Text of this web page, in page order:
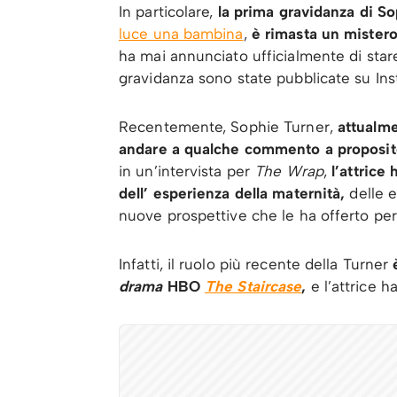
In particolare, la prima gravidanza di
luce una bambina, è rimasta un
ha mai annunciato ufficialmente di
gravidanza sono state pubblicate su
Recentemente, Sophie Turner,
andare a qualche commento a
in un’intervista per The Wrap, l’attrice
dell’ esperienza della maternità, delle
nuove prospettive che le ha offerto
Infatti, il ruolo più recente della Turner
dramaHBO The Staircase, e l’attrice